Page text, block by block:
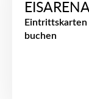
EISARENA
buchen